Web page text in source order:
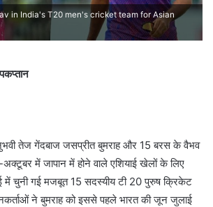
in India's T20 men's cricket team for Asian
तेज गेंदबाज जसप्रीत बुमराह और 15 बरस के वैभव
अक्टूबर में जापान में होने वाले एशियाई खेलों के लिए
चुनी गई मजबूत 15 सदस्यीय टी 20 पुरुष क्रिकेट
ने बुमराह को इससे पहले भारत की जून जुलाई